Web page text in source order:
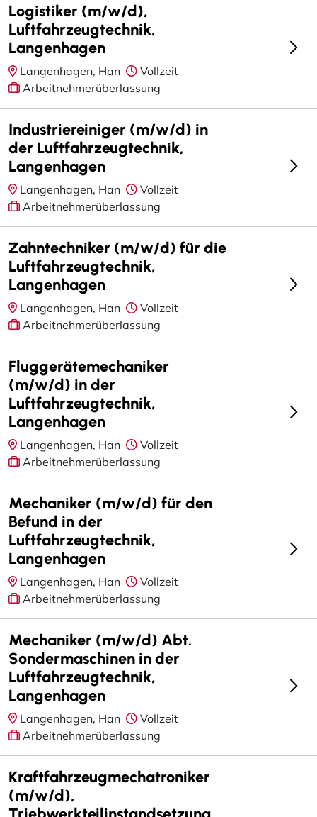
Logistiker (m/w/d),
Luftfahrzeugtechnik,
Langenhagen
Langenhagen, Han
Vollzeit
Arbeitnehmerüberlassung
Industriereiniger (m/w/d) in
der Luftfahrzeugtechnik,
Langenhagen
Langenhagen, Han
Vollzeit
Arbeitnehmerüberlassung
Zahntechniker (m/w/d) für die
Luftfahrzeugtechnik,
Langenhagen
Langenhagen, Han
Vollzeit
Arbeitnehmerüberlassung
Fluggerätemechaniker
(m/w/d) in der
Luftfahrzeugtechnik,
Langenhagen
Langenhagen, Han
Vollzeit
Arbeitnehmerüberlassung
Mechaniker (m/w/d) für den
Befund in der
Luftfahrzeugtechnik,
Langenhagen
Langenhagen, Han
Vollzeit
Arbeitnehmerüberlassung
Mechaniker (m/w/d) Abt.
Sondermaschinen in der
Luftfahrzeugtechnik,
Langenhagen
Langenhagen, Han
Vollzeit
Arbeitnehmerüberlassung
Kraftfahrzeugmechatroniker
(m/w/d),
Triebwerkteilinstandsetzung,